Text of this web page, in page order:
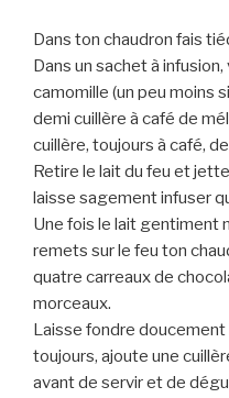
Dans ton chaudron fais
Dans un sachet à
camomille (un peu moins
demi cuillère à café de
cuillère, toujours à café,
Retire le lait du feu et
laisse sagement infuser
Une fois le lait gentiment
remets sur le feu ton
quatre carreaux de
morceaux.
Laisse fondre
toujours, ajoute une
avant de servir et de